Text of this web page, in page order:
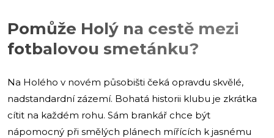
Pomůže Holý na cestě mezi
fotbalovou smetánku?
Na Holého v novém působišti čeká opravdu skvělé,
nadstandardní zázemí. Bohatá historii klubu je zkrátka
cítit na každém rohu. Sám brankář chce být
nápomocný při smělých plánech mířících k jasnému